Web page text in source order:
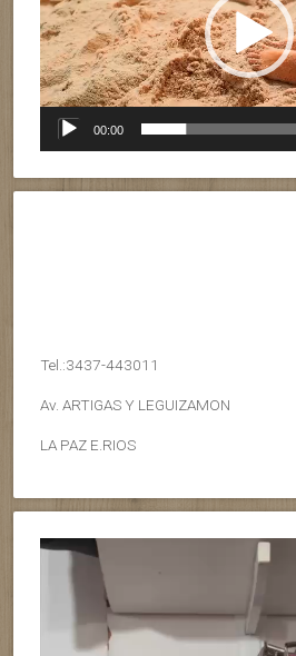
00:00
Tel.:3437-443011
Av. ARTIGAS Y LEGUIZAMON
LA PAZ E.RIOS
Reproductor